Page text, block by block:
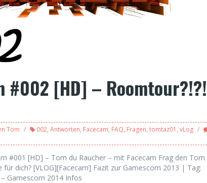
#002 [HD] – Roomtour?!?!
Tom 002, Antworten, Facecam, FAQ, Fragen, tomtaz01 , vLog
#001 [HD] – Tom du Raucher – mit Facecam Frag den Tom
dich? [VLOG][Facecam] Fazit zur Gamescom 2013 | Tag:
Gamescom 2014 Infos